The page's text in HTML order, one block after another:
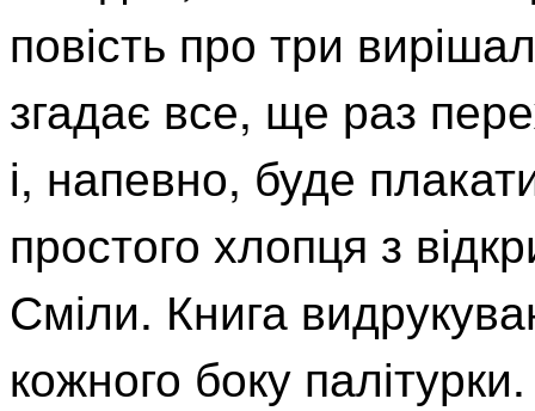
повість про три
згадає все, ще раз
і, напевно, буде
простого хлопця з
Сміли. Книга
кожного боку палітурки.